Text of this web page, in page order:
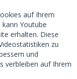
auf Ihrem
Youtube
erhalten. Diese
zu
und
verbleiben auf Ihrem